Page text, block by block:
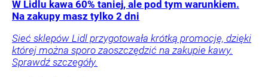
W Lidlu kawa 60% taniej, ale pod tym warunkiem.
Na zakupy masz tylko 2 dni
Sieć sklepów Lidl przygotowała krótką promocję, dzięki
której można sporo zaoszczędzić na zakupie kawy.
Sprawdź szczegóły.